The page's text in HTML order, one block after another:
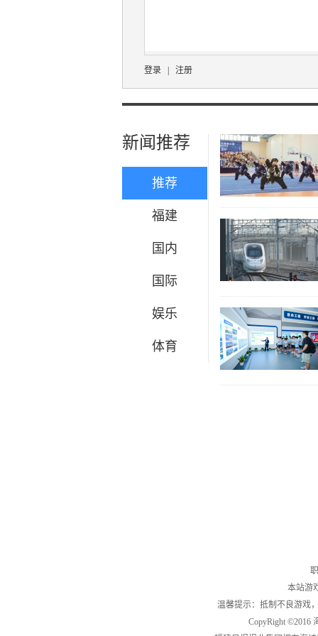
登录 注册
新闻推荐
推荐
福建
国内
国际
娱乐
体育
本站游
温馨提示：抵制不良游戏
CopyRight ©2016